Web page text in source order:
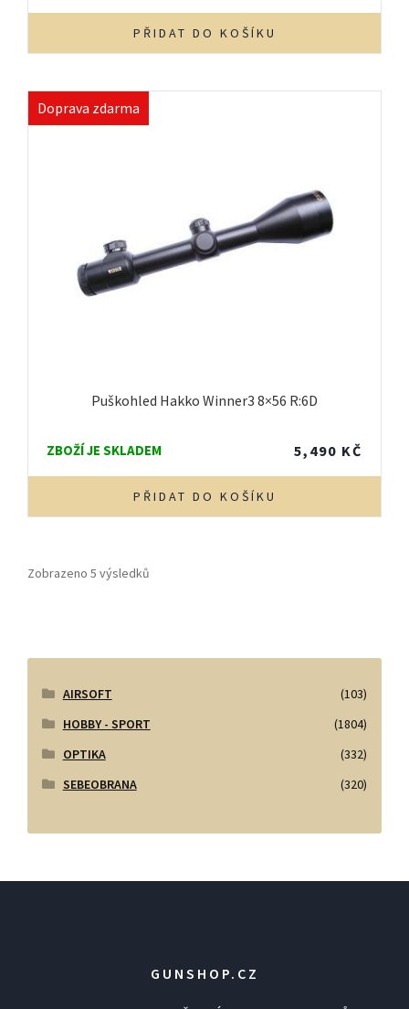
PŘIDAT DO KOŠÍKU
Doprava zdarma
Puškohled Hakko Winner3 8×56 R:6D
ZBOŽÍ JE SKLADEM 5,490 KČ
PŘIDAT DO KOŠÍKU
Zobrazeno 5 výsledků
AIRSOFT
(103)
HOBBY - SPORT
(1804)
OPTIKA
(332)
SEBEOBRANA
(320)
GUNSHOP.CZ